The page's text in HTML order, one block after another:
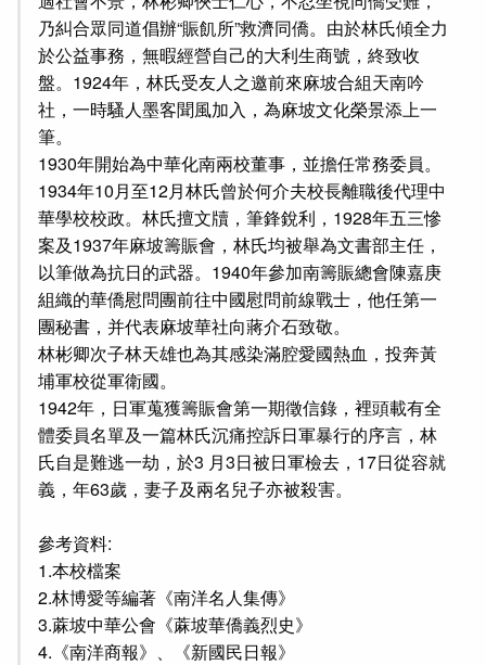
乃糾合眾同道倡辦“賑飢所”救濟同僑。由於林氏傾全力
於公益事務，無暇經營自己的大利生商號，終致收
盤。1924年，林氏受友人之邀前來麻坡合組天南吟
社，一時騷人墨客聞風加入，為麻坡文化榮景添上一
筆。
1930年開始為中華化南兩校董事，並擔任常務委員。
1934年10月至12月林氏曾於何介夫校長離職後代理中
華學校校政。林氏擅文牘，筆鋒銳利，1928年五三慘
案及1937年麻坡籌賑會，林氏均被舉為文書部主任，
以筆做為抗日的武器。1940年參加南籌賑總會陳嘉庚
組織的華僑慰問團前往中國慰問前線戰士，他任第一
團秘書，并代表麻坡華社向蔣介石致敬。
林彬卿次子林天雄也為其感染滿腔愛國熱血，投奔黃
埔軍校從軍衛國。
1942年，日軍蒐獲籌賑會第一期徵信錄，裡頭載有全
體委員名單及一篇林氏沉痛控訴日軍暴行的序言，林
氏自是難逃一劫，於3 月3日被日軍檢去，17日從容就
義，年63歲，妻子及兩名兒子亦被殺害。
參考資料:
1.本校檔案
2.林博愛等編著《南洋名人集傳》
3.蔴坡中華公會《蔴坡華僑義烈史》
4.《南洋商報》、《新國民日報》